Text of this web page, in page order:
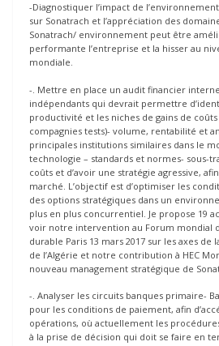
-Diagnostiquer l’impact de
sur Sonatrach et l’appréciation des
Sonatrach/ environnement peut être
performante l’entreprise et la hisser au
mondiale.
-. Mettre en place un audit financier
indépendants qui devrait permettre
productivité et les niches de gains de
compagnies tests)- volume, rentabilité et
principales institutions similaires dans le
technologie – standards et normes- sous-
coûts et d’avoir une stratégie agressive,
marché. L’objectif est d’optimiser les
des options stratégiques dans un
plus en plus concurrentiel. Je propose 19
voir notre intervention au Forum mondial
durable Paris 13 mars 2017 sur les axes
de l’Algérie et notre contribution à HEC
nouveau management stratégique de
-. Analyser les circuits banques primaire-
pour les conditions de paiement, afin
opérations, où actuellement les
à la prise de décision qui doit se faire en